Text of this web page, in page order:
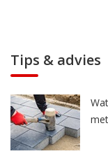
Tips & advies